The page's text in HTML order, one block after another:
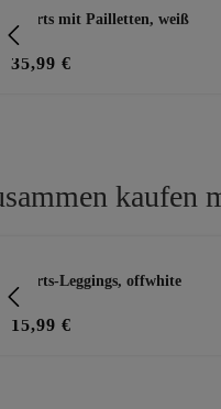
Shorts mit Pailletten, weiß
35,99 €
kaufen
Shorts-Leggings, offwhite
15,99 €